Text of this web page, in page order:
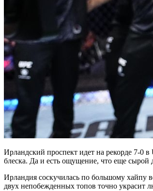
Ирландский проспект идет на рекорде 7-0
блеска. Да и есть ощущение, что еще сырой
Ирландия соскучилась по большому хайпу
двух непобежденных топов точно украсит